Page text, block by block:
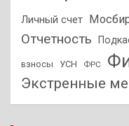
Личный счет
Отчетность
взносы УСН ФРС
Экстренные